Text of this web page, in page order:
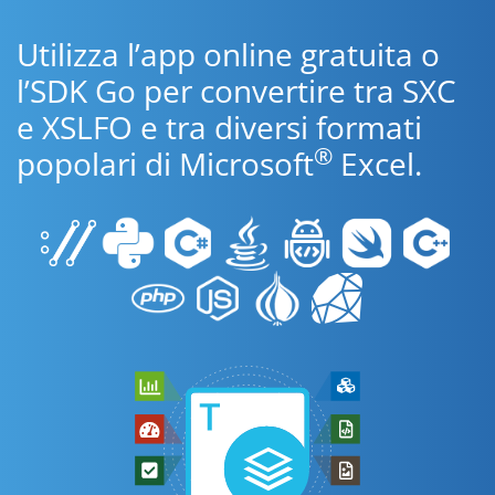
Utilizza l’app online gratuita o
l’SDK Go per convertire tra SXC
e XSLFO e tra diversi formati
popolari di Microsoft® Excel.